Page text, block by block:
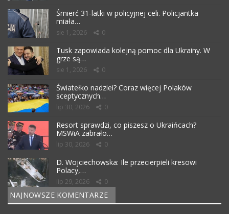
Śmierć 31-latki w policyjnej celi. Policjantka
miała…
sie 1, 2026 0
Tusk zapowiada kolejną pomoc dla Ukrainy. W
grze są…
sie 1, 2026 0
Światełko nadziei? Coraz więcej Polaków
sceptycznych…
lip 30, 2026 0
Resort sprawdzi, co piszesz o Ukraińcach?
MSWiA zabrało…
lip 30, 2026 0
D. Wojciechowska: Ile przecierpieli kresowi
Polacy,…
lip 29, 2026 0
NAJNOWSZE KOMENTARZE